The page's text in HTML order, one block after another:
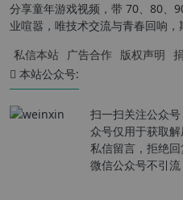
分享童年游戏视频，带 70、80、
业喧嚣，唯技术交流与青春回响，
私信本站 广告合作 版权声明
本站公众号:
扫一扫关注公众
众号仅用于获取
私信留言，拒绝回
微信公众号不引流